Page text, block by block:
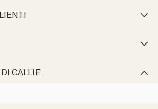


DI CALLIE 